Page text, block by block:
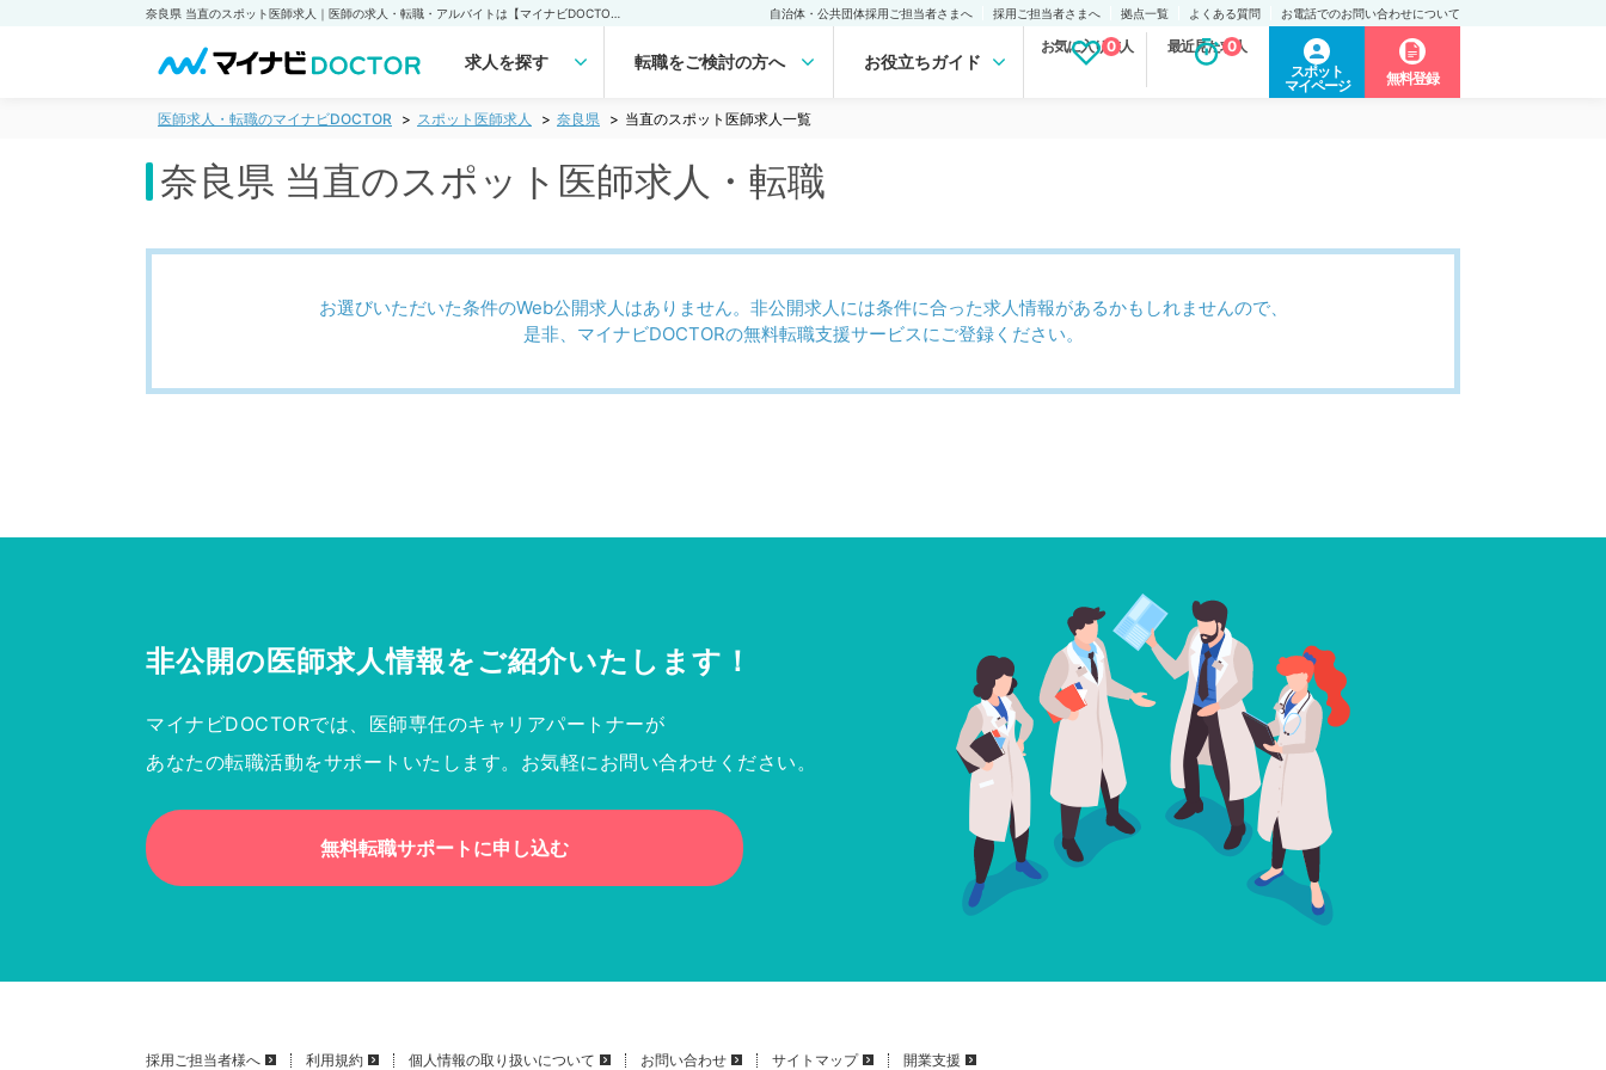
自治体・公共団体採用ご担当者さまへ 採用ご担当者さまへ 拠点一覧 よくある質問 お電話でのお問い合わせについて
求人を探す 転職をご検討の方へ お役立ちガイド
お気に入り求人
0 最近見た求人
0
スポット
マイページ
無料登録
医師求人・転職のマイナビDOCTOR スポット医師求人 奈良県 当直のスポット医師求人一覧
奈良県 当直のスポット医師求人・転職
お選びいただいた条件のWeb公開求人はありません。非公開求人には条件に合った求人情報があるかもしれませんので、
是非、マイナビDOCTORの無料転職支援サービスにご登録ください。
非公開の医師求人情報をご紹介いたします！
マイナビDOCTORでは、医師専任のキャリアパートナーが
あなたの転職活動をサポートいたします。お気軽にお問い合わせください。
無料転職サポートに申し込む
採用ご担当者様へ 利用規約 個人情報の取り扱いについて お問い合わせ サイトマップ 開業支援